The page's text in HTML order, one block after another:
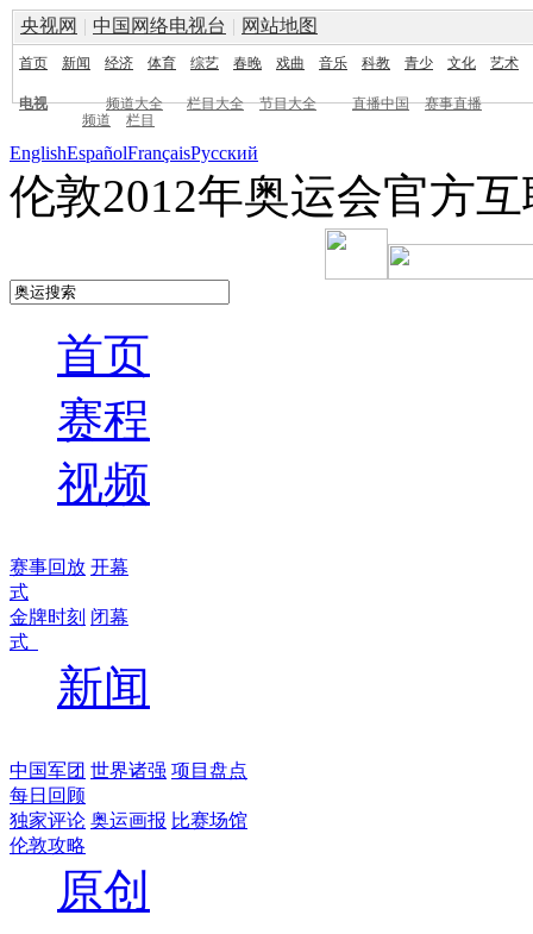
央视网 | 中国网络电视台 | 网站地图
首页 新闻 经济 体育 综艺 春晚 戏曲 音乐 科教 青少 文化 艺术
电视 频道大全 栏目大全 节目大全 直播中国
赛事直播
频道
栏目
EnglishEspañolFrançaisPусский
伦敦2012年奥运会官方
首页
赛程
视频
赛事回放 开幕
式
金牌时刻 闭幕
式
新闻
中国军团 世界诸强 项目盘点
每日回顾
独家评论 奥运画报 比赛场馆
伦敦攻略
原创